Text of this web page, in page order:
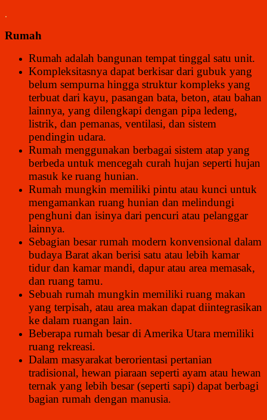
.
Rumah
Rumah adalah bangunan tempat tinggal satu unit.
Kompleksitasnya dapat berkisar dari gubuk yang
belum sempurna hingga struktur kompleks yang
terbuat dari kayu, pasangan bata, beton, atau bahan
lainnya, yang dilengkapi dengan pipa ledeng,
listrik, dan pemanas, ventilasi, dan sistem
pendingin udara.
Rumah menggunakan berbagai sistem atap yang
berbeda untuk mencegah curah hujan seperti hujan
masuk ke ruang hunian.
Rumah mungkin memiliki pintu atau kunci untuk
mengamankan ruang hunian dan melindungi
penghuni dan isinya dari pencuri atau pelanggar
lainnya.
Sebagian besar rumah modern konvensional dalam
budaya Barat akan berisi satu atau lebih kamar
tidur dan kamar mandi, dapur atau area memasak,
dan ruang tamu.
Sebuah rumah mungkin memiliki ruang makan
yang terpisah, atau area makan dapat diintegrasikan
ke dalam ruangan lain.
Beberapa rumah besar di Amerika Utara memiliki
ruang rekreasi.
Dalam masyarakat berorientasi pertanian
tradisional, hewan piaraan seperti ayam atau hewan
ternak yang lebih besar (seperti sapi) dapat berbagi
bagian rumah dengan manusia.